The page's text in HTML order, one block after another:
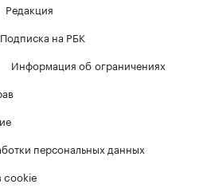
Редакция
Подписка на РБК
Информация об ограничениях
персональных данных
cookie